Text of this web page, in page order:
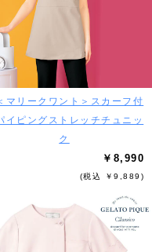
マリークワント＞スカーフ付
イピングストレッチチュニッ
ク
￥8,990
(税込 ￥9,889)